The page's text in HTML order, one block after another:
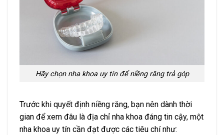
Hãy chọn nha khoa uy tín để niềng răng trả góp
Trước khi quyết định niềng răng, bạn nên dành thời
gian để xem đâu là địa chỉ nha khoa đáng tin cậy, một
nha khoa uy tín cần đạt được các tiêu chí như: